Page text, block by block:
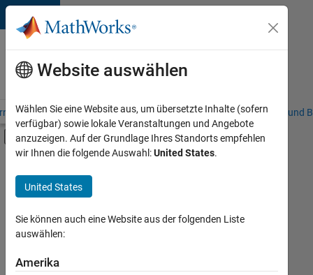
Weiter zum Inhalt
Karriere
bei
MathWorks
– Übersicht Stellensuche Niederlassungen Studierende und
Umschaltung für Off-Canvas-
Hauptinhalt
Praktika
Programm für Berufseinsteiger (EDG)
Advanced Support
Business Applications and Tools
Infrastructure and Architecture
+8
Derzeit
Website auswählen
Wählen Sie eine Website aus, um übersetzte Inhalte (sofern
verfügbar) sowie lokale Veranstaltungen und Angebote
anzuzeigen. Auf der Grundlage Ihres Standorts empfehlen
wir Ihnen die folgende Auswahl:United States.
United States
Sie können auch eine Website aus der folgenden Liste
auswählen:
Amerika